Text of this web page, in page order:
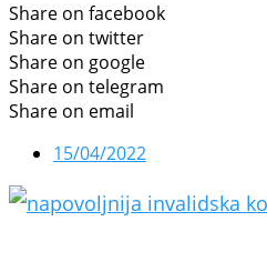
Share on facebook
Share on twitter
Share on google
Share on telegram
Share on email
15/04/2022